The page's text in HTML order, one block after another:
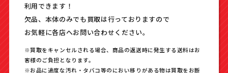
利用できます！
欠品、本体のみでも買取は行っておりますので
お気軽に各店へお問い合わせください。
※買取をキャンセルされる場合、商品の返送時に発生する送料はお
客様のご負担となります。
※お品に過度な汚れ・タバコ等のにおい移りがある物は買取をお断